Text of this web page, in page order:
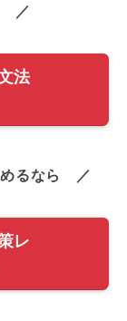
／
法
るなら ／
レ